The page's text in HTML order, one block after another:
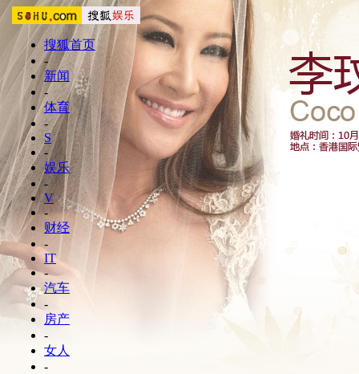
搜狐首页
-
新闻
-
体育
-
S
-
娱乐
-
V
-
财经
-
IT
-
汽车
-
房产
-
女人
-